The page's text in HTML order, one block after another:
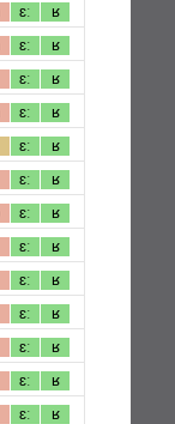
ɛː ʁ
ɛː ʁ
ɛː ʁ
ɛː ʁ
ɛː ʁ
ɛː ʁ
ɛː ʁ
ɛː ʁ
ɛː ʁ
ɛː ʁ
ɛː ʁ
ɛː ʁ
ɛː ʁ